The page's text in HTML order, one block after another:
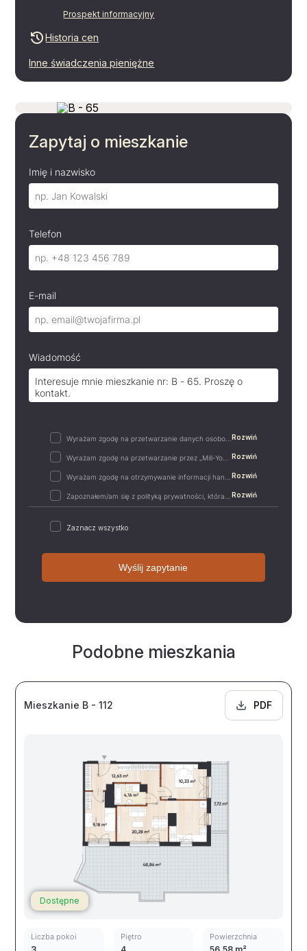
Prospekt informacyjny
Historia cen
Inne świadczenia pieniężne
Zapytaj o mieszkanie
Imię i nazwisko
Telefon
E-mail
Wiadomość
Rozwiń
Rozwiń
Rozwiń
Rozwiń
Zaznacz wszystko
Wyślij zapytanie
Podobne mieszkania
Mieszkanie B - 112 PDF
Dostępne
Liczba pokoi Piętro Powierzchnia